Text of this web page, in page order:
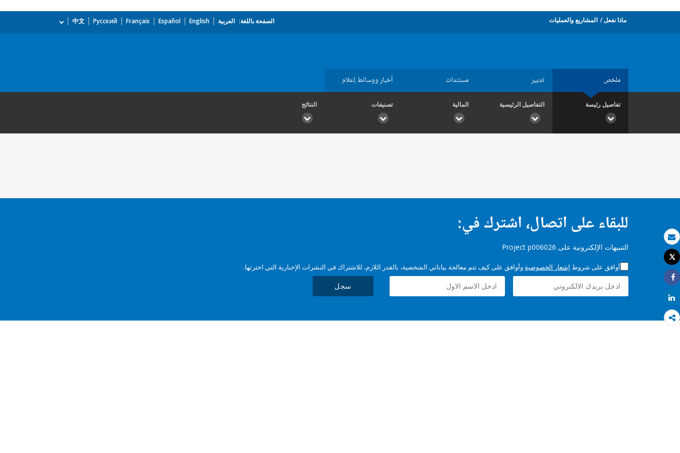
بريد الكتروني
طباعة
Tweet
Share
Share
ماذا نفعل المشاريع والعمليات الصفحة باللغة: العربية English
Español
Français
Русский
中文
ملخص تدبير مستندات أخبار ووسائط إعلام
تفاصيل رئيسة التفاصيل الرئيسية المالية تصنيفات النتائج
للبقاء على اتصال، اشترك في:
التنبيهات الإلكترونية على Project p006026
أوافق على شروط إشعار الخصوصية وأوافق على كيف تتم معالجة بياناتي الشخصية، بالقدر اللازم، للاشتراك في النشرات الإخبارية التي اخترتها.
سجل